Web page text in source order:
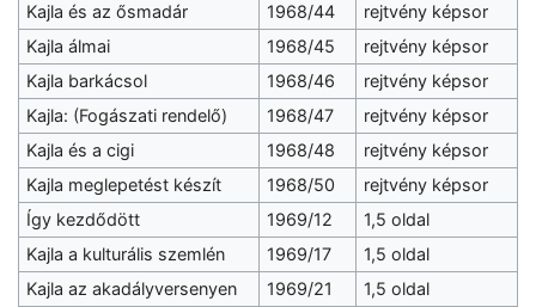
Kajla és az ősmadár 1968/44
rejtvény képsor
Kajla álmai
1968/45
rejtvény képsor
Kajla barkácsol
1968/46
rejtvény képsor
Kajla: (Fogászati rendelő)
1968/47
rejtvény képsor
Kajla és a cigi
1968/48
rejtvény képsor
Kajla meglepetést készít
1968/50
rejtvény képsor
Így kezdődött
1969/12
1,5 oldal
Kajla a kulturális szemlén
1969/17
1,5 oldal
Kajla az akadályversenyen
1969/21
1,5 oldal